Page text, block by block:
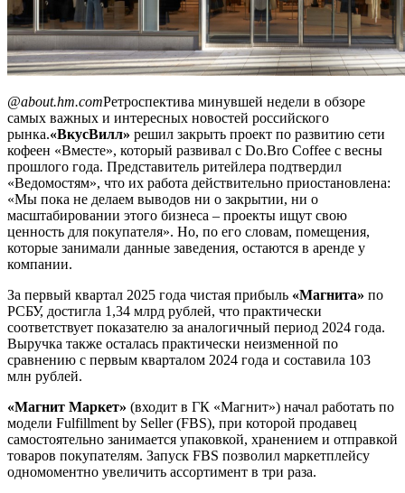
@about.hm.comРетроспектива минувшей недели в обзоре
самых важных и интересных новостей российского
рынка.«ВкусВилл» решил закрыть проект по развитию сети
кофеен «Вместе», который развивал с Do.Bro Coffee с весны
прошлого года. Представитель ритейлера подтвердил
«Ведомостям», что их работа действительно приостановлена:
«Мы пока не делаем выводов ни о закрытии, ни о
масштабировании этого бизнеса – проекты ищут свою
ценность для покупателя». Но, по его словам, помещения,
которые занимали данные заведения, остаются в аренде у
компании.
За первый квартал 2025 года чистая прибыль «Магнита» по
РСБУ, достигла 1,34 млрд рублей, что практически
соответствует показателю за аналогичный период 2024 года.
Выручка также осталась практически неизменной по
сравнению с первым кварталом 2024 года и составила 103
млн рублей.
«Магнит Маркет» (входит в ГК «Магнит») начал работать по
модели Fulfillment by Seller (FBS), при которой продавец
самостоятельно занимается упаковкой, хранением и отправкой
товаров покупателям. Запуск FBS позволил маркетплейсу
одномоментно увеличить ассортимент в три раза.